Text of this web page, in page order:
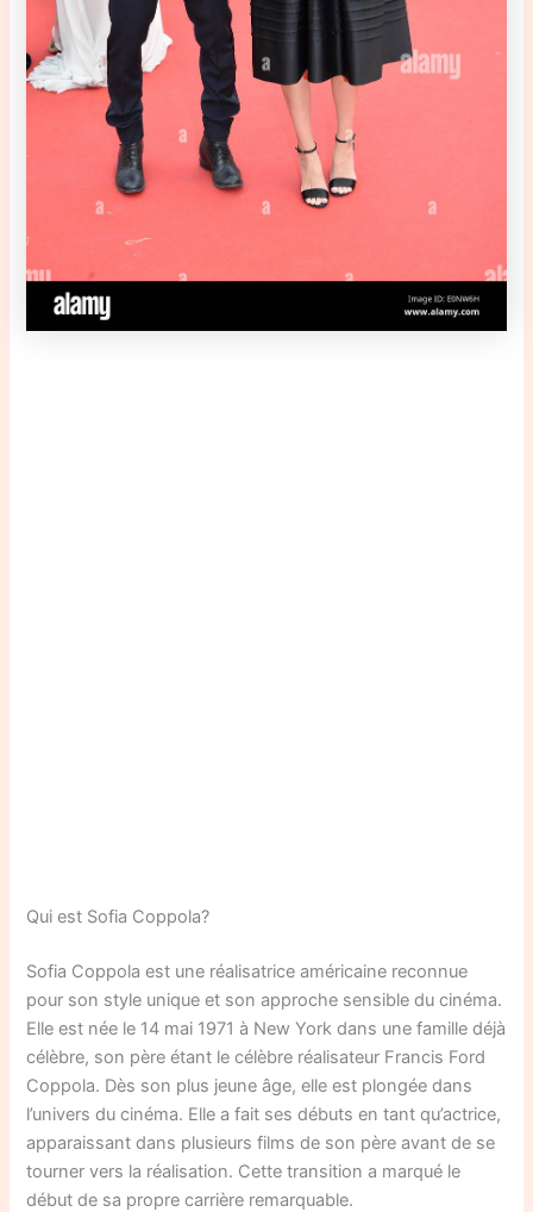
Qui est Sofia Coppola?
Sofia Coppola est une réalisatrice américaine reconnue
pour son style unique et son approche sensible du cinéma.
Elle est née le 14 mai 1971 à New York dans une famille déjà
célèbre, son père étant le célèbre réalisateur Francis Ford
Coppola. Dès son plus jeune âge, elle est plongée dans
l’univers du cinéma. Elle a fait ses débuts en tant qu’actrice,
apparaissant dans plusieurs films de son père avant de se
tourner vers la réalisation. Cette transition a marqué le
début de sa propre carrière remarquable.